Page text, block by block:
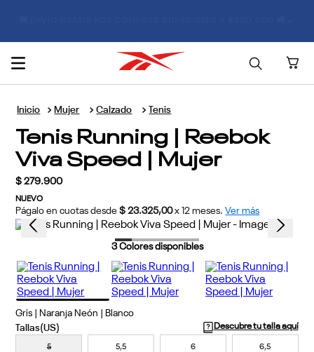
Mujer Calzado Tenis
Tenis Running | Reebok
Viva Speed | Mujer
$ 279.900
NUEVO
Págalo en cuotas desde $ 23.325,00 x 12 meses. Ver más
3Colores disponibles
Gris | Naranja Neón | Blanco
Descubre tu talla aquí
5 5,5 6 6,5